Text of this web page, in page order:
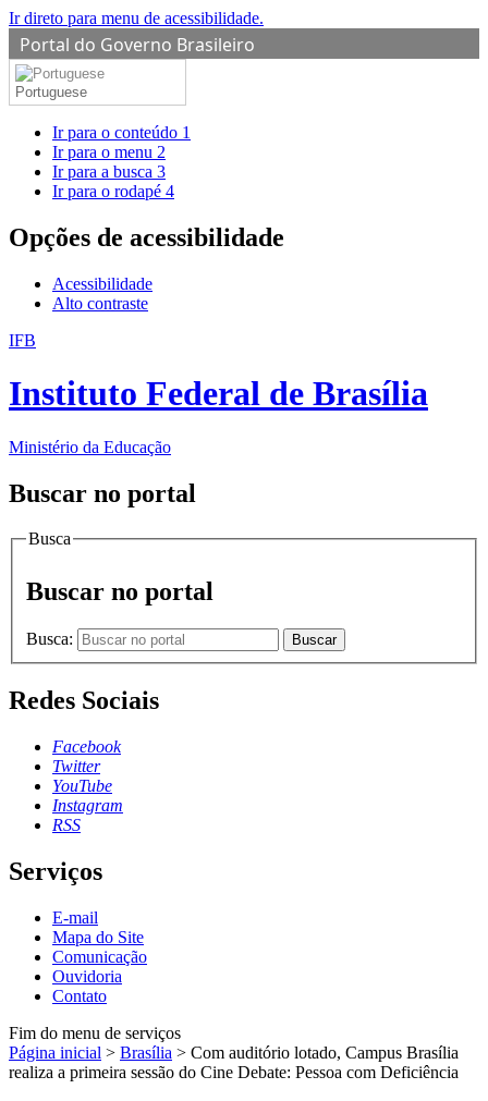
Ir direto para menu de acessibilidade.
Portal do Governo Brasileiro
Portuguese
Ir para o conteúdo 1
Ir para o menu 2
Ir para a busca 3
Ir para o rodapé 4
Opções de acessibilidade
Acessibilidade
Alto contraste
IFB
Instituto Federal de Brasília
Ministério da Educação
Buscar no portal
Busca
Buscar no portal
Busca: Buscar
Redes Sociais
Facebook
Twitter
YouTube
Instagram
RSS
Serviços
E-mail
Mapa do Site
Comunicação
Ouvidoria
Contato
Fim do menu de serviços
Página inicial > Brasília > Com auditório lotado, Campus Brasília
realiza a primeira sessão do Cine Debate: Pessoa com Deficiência